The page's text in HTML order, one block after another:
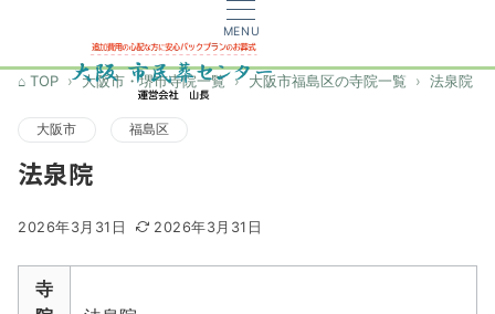
MENU
TOP 大阪市・堺市寺院一覧 大阪市福島区の寺院一覧 法泉院
大阪市 福島区
法泉院
2026年3月31日 2026年3月31日
寺